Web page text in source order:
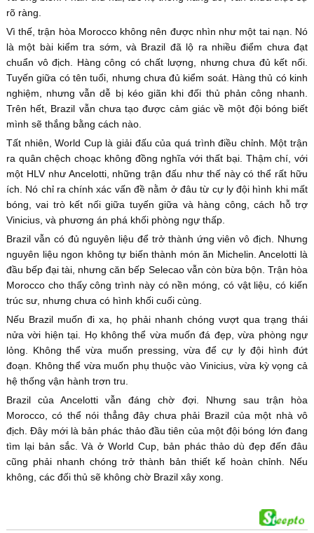
rõ ràng.
Vì thế, trận hòa Morocco không nên được nhìn như một tai nạn. Nó
là một bài kiểm tra sớm, và Brazil đã lộ ra nhiều điểm chưa đạt
chuẩn vô địch. Hàng công có chất lượng, nhưng chưa đủ kết nối.
Tuyến giữa có tên tuổi, nhưng chưa đủ kiểm soát. Hàng thủ có kinh
nghiệm, nhưng vẫn dễ bị kéo giãn khi đối thủ phản công nhanh.
Trên hết, Brazil vẫn chưa tạo được cảm giác về một đội bóng biết
mình sẽ thắng bằng cách nào.
Tất nhiên, World Cup là giải đấu của quá trình điều chỉnh. Một trận
ra quân chệch choạc không đồng nghĩa với thất bại. Thậm chí, với
một HLV như Ancelotti, những trận đấu như thế này có thể rất hữu
ích. Nó chỉ ra chính xác vấn đề nằm ở đâu từ cự ly đội hình khi mất
bóng, vai trò kết nối giữa tuyến giữa và hàng công, cách hỗ trợ
Vinicius, và phương án phá khối phòng ngự thấp.
Brazil vẫn có đủ nguyên liệu để trở thành ứng viên vô địch. Nhưng
nguyên liệu ngon không tự biến thành món ăn Michelin. Ancelotti là
đầu bếp đại tài, nhưng căn bếp Selecao vẫn còn bừa bộn. Trận hòa
Morocco cho thấy công trình này có nền móng, có vật liệu, có kiến
trúc sư, nhưng chưa có hình khối cuối cùng.
Nếu Brazil muốn đi xa, họ phải nhanh chóng vượt qua trạng thái
nửa vời hiện tại. Họ không thể vừa muốn đá đẹp, vừa phòng ngự
lỏng. Không thể vừa muốn pressing, vừa để cự ly đội hình đứt
đoạn. Không thể vừa muốn phụ thuộc vào Vinicius, vừa kỳ vọng cả
hệ thống vận hành trơn tru.
Brazil của Ancelotti vẫn đáng chờ đợi. Nhưng sau trận hòa
Morocco, có thể nói thẳng đây chưa phải Brazil của một nhà vô
địch. Đây mới là bản phác thảo đầu tiên của một đội bóng lớn đang
tìm lại bản sắc. Và ở World Cup, bản phác thảo dù đẹp đến đâu
cũng phải nhanh chóng trở thành bản thiết kế hoàn chỉnh. Nếu
không, các đối thủ sẽ không chờ Brazil xây xong.